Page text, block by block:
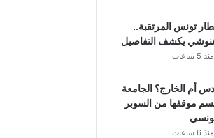
تونس المرتقبة..
يكشف التفاصيل
منذ 5 ساعات
أم الخارج؟ الجامعة
موقفها من السوبر
منذ 6 ساعات